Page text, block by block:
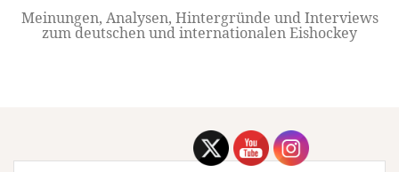
Meinungen, Analysen, Hintergründe und Interviews
zum deutschen und internationalen Eishockey